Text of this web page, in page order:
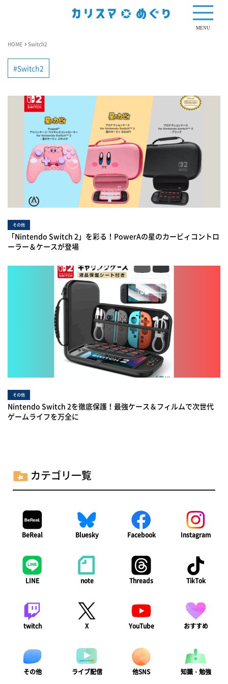
MENU
HOME Switch2
Switch2
その他
「Nintendo Switch 2」を彩る！PowerAの星のカービィコントロ
ーラー＆ケースが登場
その他
Nintendo Switch 2を徹底保護！最強ケース＆フィルムで次世代
ゲームライフを万全に
カテゴリ一覧
BeReal Bluesky Facebook Instagram
LINE note Threads TikTok
twitch X YouTube おすすめ
その他 ライブ配信 他SNS 知識・勉強